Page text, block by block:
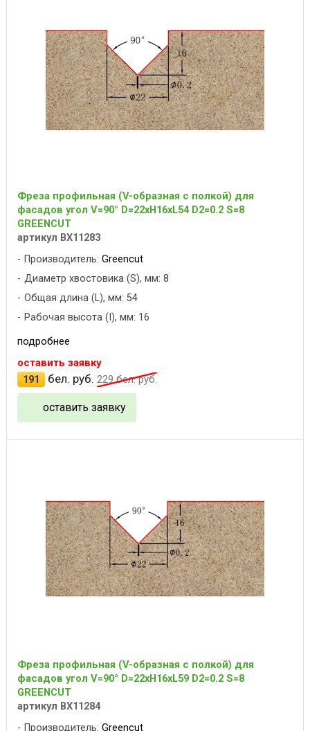
Фреза профильная (V-образная с полкой) для
фасадов угол V=90° D=22xH16xL54 D2=0.2 S=8
GREENCUT
артикул BX11283
Производитель: Greencut
Диаметр хвостовика (S), мм: 8
Общая длина (L), мм: 54
Рабочая высота (I), мм: 16
подробнее
оставить заявку
191
бел. руб. 229бел. руб.
оставить заявку
Фреза профильная (V-образная с полкой) для
фасадов угол V=90° D=22xH16xL59 D2=0.2 S=8
GREENCUT
артикул BX11284
Производитель: Greencut